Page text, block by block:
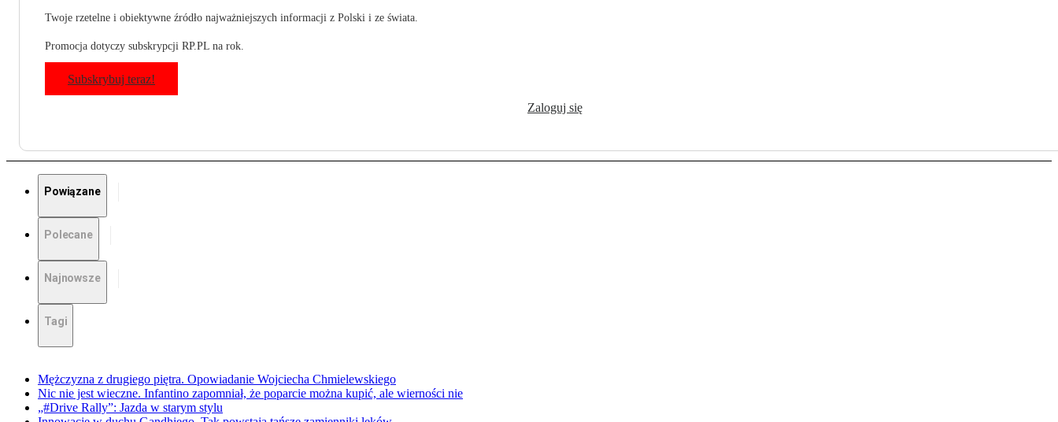
Twoje rzetelne i obiektywne źródło najważniejszych informacji z Polski i ze świata.
Promocja dotyczy subskrypcji RP.PL na rok.
Subskrybuj teraz!
Zaloguj się
Powiązane
Polecane
Najnowsze
Tagi
Mężczyzna z drugiego piętra. Opowiadanie Wojciecha Chmielewskiego
Nic nie jest wieczne. Infantino zapomniał, że poparcie można kupić, ale wierności nie
„#Drive Rally”: Jazda w starym stylu